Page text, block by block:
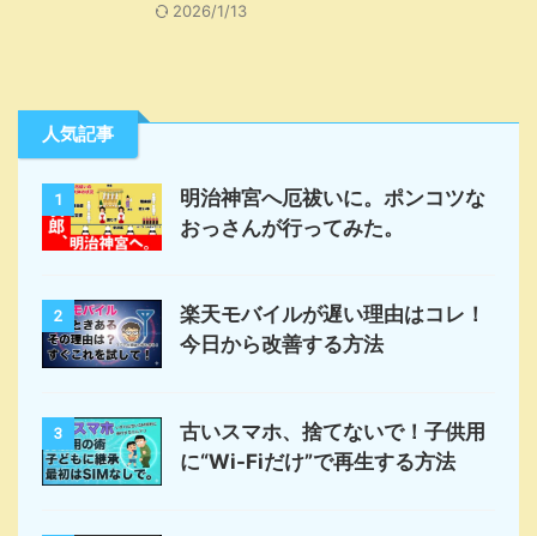
2026/1/13
人気記事
1
明治神宮へ厄祓いに。ポンコツな
おっさんが行ってみた。
2
楽天モバイルが遅い理由はコレ！
今日から改善する方法
3
古いスマホ、捨てないで！子供用
に“Wi-Fiだけ”で再生する方法